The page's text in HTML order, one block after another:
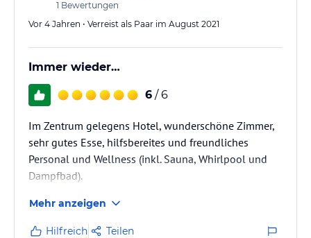
vereinen gekonnt regionale Naturmaterialien, sandgestrahltes
Holz, hundertjährige Bruchsteinmauern und geradliniges,
Hinweis:
Hoteliers-/Veranstalter-/Kataloginformationen. Alle Angaben
lies vor der Buchung die verbindlichen Angebotsdetailsdes
jeweiligen Veranstalters.
1 Bewertungen
Vor 4 Jahren • Verreist als Paar im August 2021
Immer wieder…
6 / 6
Im Zentrum gelegens Hotel, wunderschöne Zimmer,
sehr gutes Esse, hilfsbereites und freundliches
Personal und Wellness (inkl. Sauna, Whirlpool und
Dampfbad).
Mehr anzeigen
Hilfreich Teilen